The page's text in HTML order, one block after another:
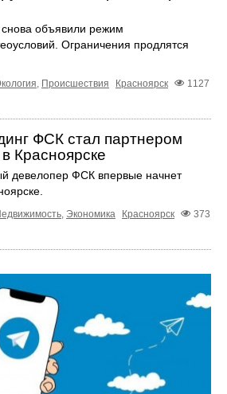
объявили режим
Ограничения продлятся
, Происшествия Красноярск
1127
ФСК стал партнером
Красноярске
девелопер ФСК впервые начнет
, Экономика Красноярск
373